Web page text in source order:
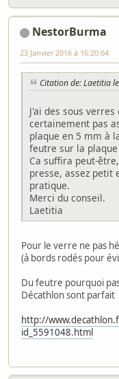
NestorBurma
23 Janvier 2016 à 16:20:04
Citation de: Laetitia
J'ai des sous
certainement pas
plaque en 5 mm à
feutre sur la plaque
Ca suffira peut-
presse, assez petit
pratique.
Merci du conseil.
Laetitia
Pour le verre ne pas
(à bords rodés pour
Du feutre pourquoi
Décathlon sont parfait
http://
id_5591048.html